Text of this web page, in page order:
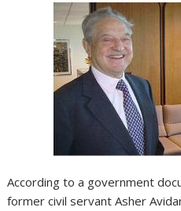
According to a government
former civil servant Asher